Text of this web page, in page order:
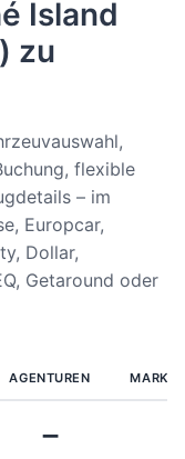
Island
zu
flexible
– im
Europcar,
Dollar,
Getaround oder
AGENTUREN
➖